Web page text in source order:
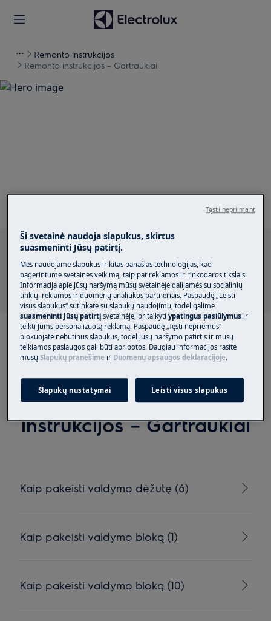
Remonto instrukcijos
Remonto instrukcijos – Gartraukiai
Ieškokite mūsų palaikymo straipsniuose
Rekomenduojami
straipsniai Remonto
instrukcijos – Gartraukiai
Kaip pakeisti valdymo dėžutę (6)
Kaip pakeisti valdymo bloką (1)
Kaip pakeisti valdymo bloką (10)
Ši svetainė naudoja slapukus, skirtus
suasmeninti Jūsų patirtį.
Mes naudojame slapukus ir kitas panašias technologijas, kad
pagerintume svetainės veikimą, taip pat reklamos ir rinkodaros tikslais.
Informacija apie Jūsų naršymą mūsų svetainėje dalijamės su socialinių
tinklų, reklamos ir duomenų analitikos partneriais. Paspaudę „Leisti
visus slapukus“ sutinkate su slapukų naudojimu, todėl galime
suasmeninti Jūsų patirtįsvetainėje, pritaikytiypatingus pasiūlymus ir
teikti Jums personalizuotą reklamą. Paspaudę „Tęsti nepriėmus“
blokuojate nebūtinus slapukus, todėl Jūsų naršymo patirtis ir mūsų
teikiamos paslaugos gali būti apribotos. Daugiau informacijos rasite
mūsųSlapukų pranešime ir Duomenų apsaugos deklaracijoje.
Slapukų nustatymai Leisti visus slapukus
Tęsti nepriimant